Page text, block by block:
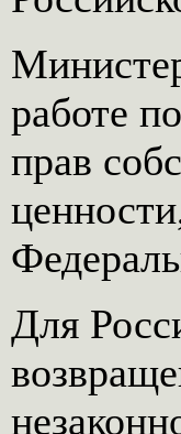
работе
прав
Для